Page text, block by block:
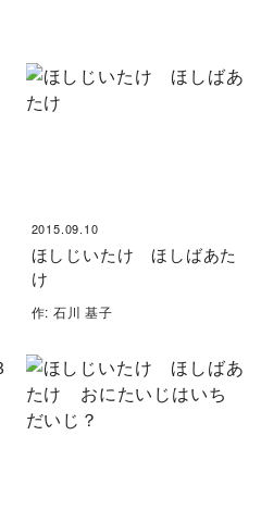
2015.09.10
ほしじいたけ ほしばあた
け
作: 石川 基子